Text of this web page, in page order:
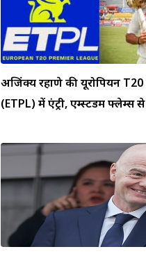
अजिंक्य रहाणे की यूरोपियन T20
(ETPL) में एंट्री, एम्स्टर्डम फ्लेम्स